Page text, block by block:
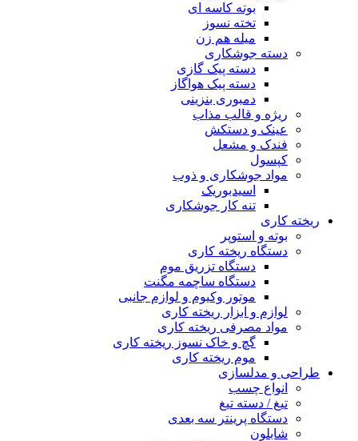
بوته کاسه ای
تخته نسوز
میله هم زن
دسته جوشکاری
دسته پیک گازی
دسته پیک هواگاز
دمبوری بنزینی
ریژه و قالب مذاب
عینک و دستکش
فندک و مشعل
کپسول
مواد جوشکاری و ذوب
اسیدبوریک
تنه کار جوشکاری
ریخته کاری
بوته و استوپر
دستگاه ریخته کاری
دستگاه تزریق موم
دستگاه ساچمه مگنت
موتور وکیوم و لوازم جانبی
لوازم و ابزار ریخته کاری
مواد مصرفی ریخته کاری
گچ و خاک نسوز ریخته کاری
موم ریخته کاری
طراحی و مدلسازی
انواع چسب
تیغ / دسته تیغ
دستگاه پرینتر سه بعدی
شابلون